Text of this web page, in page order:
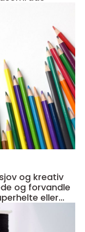
og kreativ
og forvandle
eller